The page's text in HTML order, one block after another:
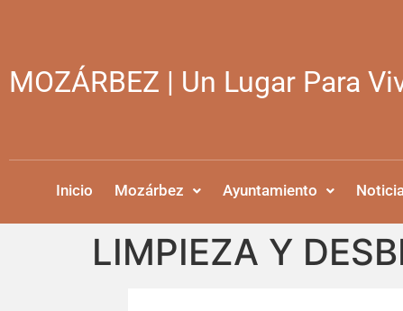
MOZÁRBEZ | Un Lugar Para
Inicio Mozárbez Ayuntamiento
LIMPIEZA Y